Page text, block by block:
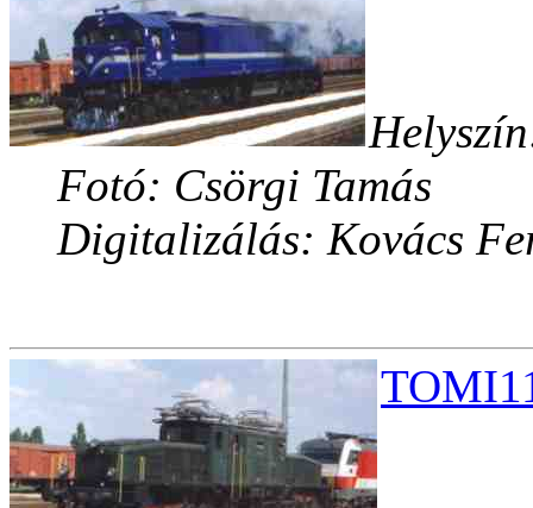
Fotó: Csörgi Tamás
Digitalizálás: Kovács